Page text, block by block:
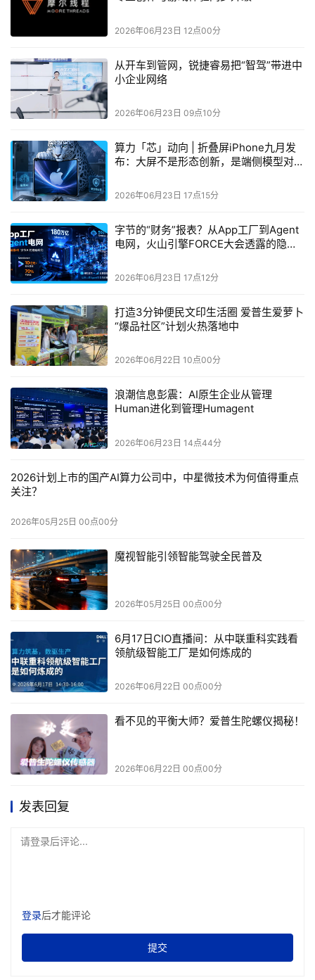
系统优先工作流连接模型、代码与验证，实现从设计到部署
的持续执行
Agentic AI 在可验证系统中的执行
在通过确定性验证建立信任之后，下一步要解决的是
Agentic AI 如何在该环境中运行。在工程流程中，Agentic
AI 主要作用于系统模型、组件模型、测试用例及场景变体
等工程资产，其中部分内容可能由生成式
Agentic AI 也可以参与这些资产的生成，但其核心价值在于
在工作流中对这些资产进行操作，并通过独立验证来确保其
正确性。例如，一个代理可能调整了某个通过测试的时序参
数，但却导致下游控制器误读原本按既定频率接收的信号。
为避免此类问题，Agentic AI 必须运行在明确区分“生成”与
“执行”的工程流程中。它本质上是在既有基于模型设计流程
中的自动化程度提升，这些流程涵盖仿真、代码生成、分析
与测试，并可通过如
Simulink Agentic Toolkit
AI 则决定在何时以及如何执行这些自动化步骤。
System-First Engineering
队通常从单一功能和小规模团队入手，通过自动化仿真与测
试流程验证系统模型，再逐步推广至相关团队。
都经过测试。许多团队会构建统一的初始环境，使各团队共
某些模型仅存在于单一团队且缺乏持续集成或跨学科应用。
这一统一环境也确保
统级上下文中，而非孤立引入。其结果是在不割裂工作流程
的前提下实现可靠扩展，并为建立对
定基础。
当团队将单一领域误当作“系统”的全部时，软件定义产品开
崩塌。构建可靠产品始终依赖一系列不可妥协的原则，而这
些原则同样适用于
·
如果不是可执行模型，那只是观点。代码可以
件在系统层面如何交互的统一参照。
交付。局部测试通过的改动，依然可能在系统其他
测。故障模式将被推迟到硬件测试或实际部署阶段
才被发现，代价高昂。
·
如果需求没有与模型、测试和数据建立关联，
2026年06月23日 12点00分
从开车到管网，锐捷睿易把“智驾”带进中
小企业网络
2026年06月23日 09点10分
算力「芯」动向 | 折叠屏iPhone九月发
布：大屏不是形态创新，是端侧模型对内
2026年06月23日 17点15分
字节的“财务”报表？从App工厂到Agent
电网，火山引擎FORCE大会透露的隐秘
2026年06月23日 17点12分
打造3分钟便民文印生活圈 爱普生爱萝卜
“爆品社区”计划火热落地中
2026年06月22日 10点00分
浪潮信息彭震：AI原生企业从管理
Human进化到管理Humagent
2026年06月23日 14点44分
2026计划上市的国产AI算力公司中，中星微技术为何值得重点
关注？
2026年05月25日 00点00分
魔视智能引领智能驾驶全民普及
2026年05月25日 00点00分
6月17日CIO直播间：从中联重科实践看
领航级智能工厂是如何炼成的
2026年06月22日 00点00分
看不见的平衡大师？爱普生陀螺仪揭秘！
2026年06月22日 00点00分
发表回复
请登录后评论...
登录后才能评论
提交